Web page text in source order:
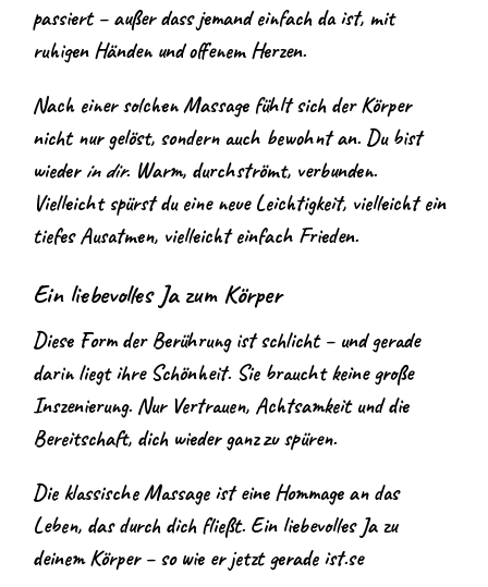
passiert – außer dass jemand einfach da ist, mit
ruhigen Händen und offenem Herzen.
Nach einer solchen Massage fühlt sich der Körper
nicht nur gelöst, sondern auch bewohnt an. Du bist
wieder in dir. Warm, durchströmt, verbunden.
Vielleicht spürst du eine neue Leichtigkeit, vielleicht ein
tiefes Ausatmen, vielleicht einfach Frieden.
Ein liebevolles Ja zum Körper
Diese Form der Berührung ist schlicht – und gerade
darin liegt ihre Schönheit. Sie braucht keine große
Inszenierung. Nur Vertrauen, Achtsamkeit und die
Bereitschaft, dich wieder ganz zu spüren.
Die klassische Massage ist eine Hommage an das
Leben, das durch dich fließt. Ein liebevolles Ja zu
deinem Körper – so wie er jetzt gerade ist.se